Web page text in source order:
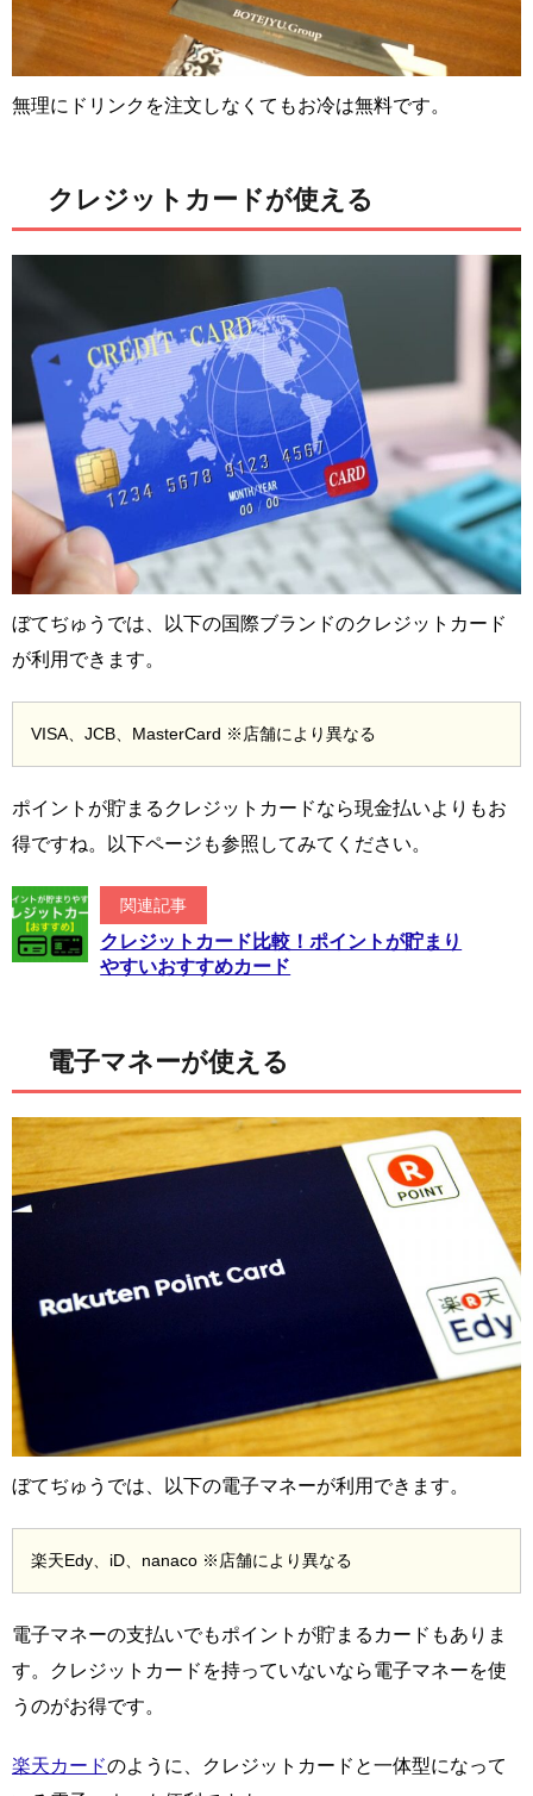
無理にドリンクを注文しなくてもお冷は無料です。
クレジットカードが使える
ぼてぢゅうでは、以下の国際ブランドのクレジットカード
が利用できます。
VISA、JCB、MasterCard ※店舗により異なる
ポイントが貯まるクレジットカードなら現金払いよりもお
得ですね。以下ページも参照してみてください。
関連記事
クレジットカード比較！ポイントが貯まり
やすいおすすめカード
電子マネーが使える
ぼてぢゅうでは、以下の電子マネーが利用できます。
楽天Edy、iD、nanaco ※店舗により異なる
電子マネーの支払いでもポイントが貯まるカードもありま
す。クレジットカードを持っていないなら電子マネーを使
うのがお得です。
楽天カードのように、クレジットカードと一体型になって